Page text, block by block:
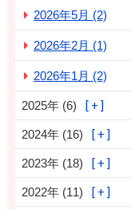
2026年5月 (2)
2026年2月 (1)
2026年1月 (2)
2025年 (6)
2024年 (16)
2023年 (18)
2022年 (11)